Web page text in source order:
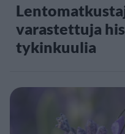
varastettuja
tykinkuulia